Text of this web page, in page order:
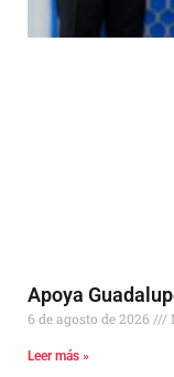
Apoya
6 de agosto de 2026
Leer más »